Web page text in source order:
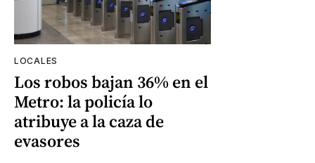
LOCALES
Los robos bajan 36% en el
Metro: la policía lo
atribuye a la caza de
evasores